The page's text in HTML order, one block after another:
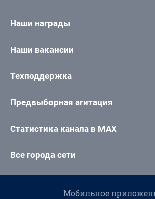
Наши награды
Наши вакансии
Техподдержка
Предвыборная агитация
Статистика канала в MAX
Все города сети
Мобильное